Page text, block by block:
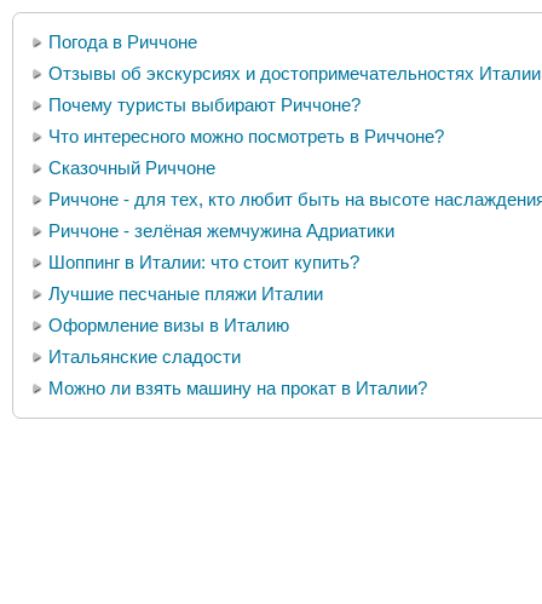
Погода в Риччоне
Отзывы об экскурсиях и достопримечательностях Италии
Почему туристы выбирают Риччоне?
Что интересного можно посмотреть в Риччоне?
Сказочный Риччоне
Риччоне - для тех, кто любит быть на высоте
Риччоне - зелёная жемчужина Адриатики
Шоппинг в Италии: что стоит купить?
Лучшие песчаные пляжи Италии
Оформление визы в Италию
Итальянские сладости
Можно ли взять машину на прокат в Италии?